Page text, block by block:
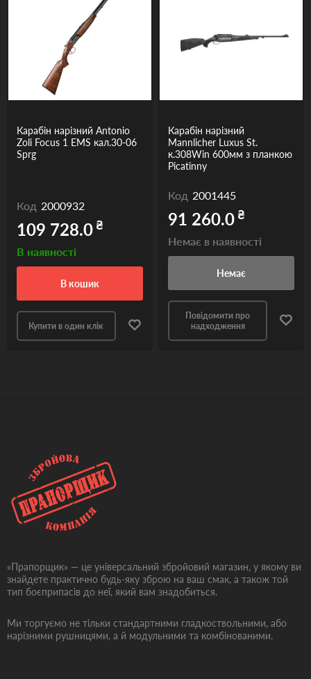
Карабін нарізний Antonio
Zoli Focus 1 EMS кал.30-06
Sprg
Код 2000932
109 728.0₴
В наявності
в кошик
Купити в один клік
Карабін нарізний
Mannlicher Luxus St.
к.308Win 600мм з планкою
Picatinny
Код 2001445
91 260.0₴
Немає в наявності
Немає
Повідомити про
надходження
«Прапорщик» — це універсальний збройовий магазин, у якому ви
знайдете практично будь-яку зброю на ваш смак, а також той
тип боєприпасів до неї, який вам знадобиться.
Ми торгуємо не тільки стандартними гладкоствольними, або
нарізними рушницями, а й модульними та комбінованими.